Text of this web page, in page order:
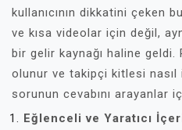
kullanıcının dikkatini çeken
ve kısa videolar için değil,
bir gelir kaynağı haline geldi.
olunur ve takipçi kitlesi
sorunun cevabını arayanlar
Eğlenceli ve Yaratıcı